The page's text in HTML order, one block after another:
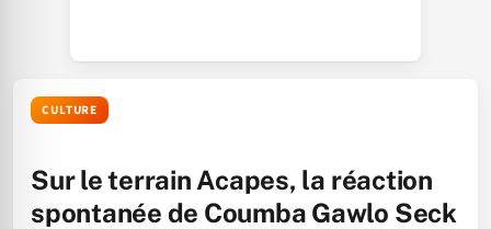
CULTURE
Sur le terrain Acapes, la réaction
spontanée de Coumba Gawlo Seck